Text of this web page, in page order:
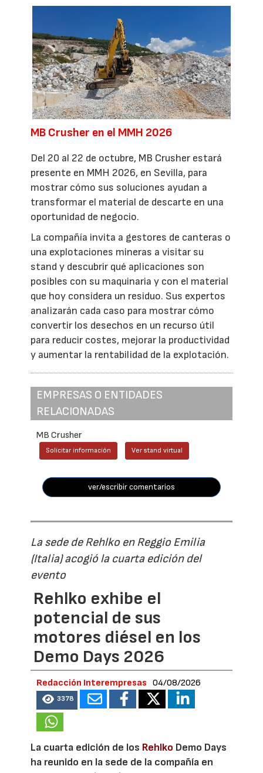
MB Crusher en el MMH 2026
Del 20 al 22 de octubre, MB Crusher estará
presente en MMH 2026, en Sevilla, para
mostrar cómo sus soluciones ayudan a
transformar el material de descarte en una
oportunidad de negocio.
La compañía invita a gestores de canteras o
una explotaciones mineras a visitar su
stand y descubrir qué aplicaciones son
posibles con su maquinaria y con el material
que hoy considera un residuo. Sus expertos
analizarán cada caso para mostrar cómo
convertir los desechos en un recurso útil
para reducir costes, mejorar la productividad
y aumentar la rentabilidad de la explotación.
EMPRESAS O ENTIDADES
RELACIONADAS
MB Crusher
Solicitar información Ver stand virtual
ver/escribir comentarios
La sede de Rehlko en Reggio Emilia
(Italia) acogió la cuarta edición del
evento
Rehlko exhibe el
potencial de sus
motores diésel en los
Demo Days 2026
Redacción Interempresas 04/08/2026
3378
La cuarta edición de los Rehlko Demo Days
ha reunido en la sede de la compañía en